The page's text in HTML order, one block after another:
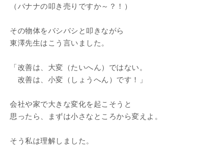
（バナナの叩き売りですか～？！）
その物体をバシバシと叩きながら
東澤先生はこう言いました。
「改善は、大変（たいへん）ではない。
改善は、小変（しょうへん）です！」
会社や家で大きな変化を起こそうと
思ったら、まずは小さなところから変えよ。
そう私は理解しました。